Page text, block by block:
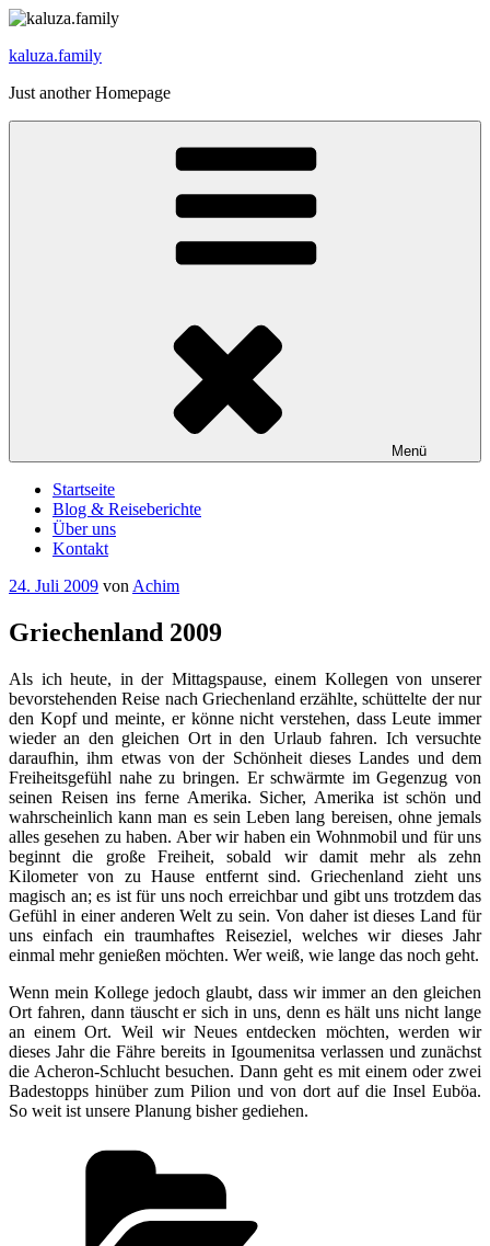
Zum
springen
kaluza.family
Just another Homepage
Menü
Startseite
Blog & Reiseberichte
Über uns
Kontakt
Veröffentlicht
24. Juli 2009 von Achim
Griechenland 2009
Als ich heute, in der Mittagspause, einem Kollegen von unserer
bevorstehenden Reise nach Griechenland erzählte, schüttelte der nur
den Kopf und meinte, er könne nicht verstehen, dass Leute immer
wieder an den gleichen Ort in den Urlaub fahren. Ich versuchte
daraufhin, ihm etwas von der Schönheit dieses Landes und dem
Freiheitsgefühl nahe zu bringen. Er schwärmte im Gegenzug von
seinen Reisen ins ferne Amerika. Sicher, Amerika ist schön und
wahrscheinlich kann man es sein Leben lang bereisen, ohne jemals
alles gesehen zu haben. Aber wir haben ein Wohnmobil und für uns
beginnt die große Freiheit, sobald wir damit mehr als zehn
Kilometer von zu Hause entfernt sind. Griechenland zieht uns
magisch an; es ist für uns noch erreichbar und gibt uns trotzdem das
Gefühl in einer anderen Welt zu sein. Von daher ist dieses Land für
uns einfach ein traumhaftes Reiseziel, welches wir dieses Jahr
einmal mehr genießen möchten. Wer weiß, wie lange das noch geht.
Wenn mein Kollege jedoch glaubt, dass wir immer an den gleichen
Ort fahren, dann täuscht er sich in uns, denn es hält uns nicht lange
an einem Ort. Weil wir Neues entdecken möchten, werden wir
dieses Jahr die Fähre bereits in Igoumenitsa verlassen und zunächst
die Acheron-Schlucht besuchen. Dann geht es mit einem oder zwei
Badestopps hinüber zum Pilion und von dort auf die Insel Euböa.
So weit ist unsere Planung bisher gediehen.